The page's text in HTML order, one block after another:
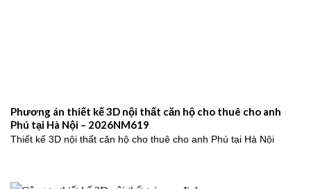
Phương án thiết kế 3D nội thất căn hộ cho thuê cho anh
Phú tại Hà Nội – 2026NM619
Thiết kế 3D nội thất căn hộ cho thuê cho anh Phú tại Hà Nội